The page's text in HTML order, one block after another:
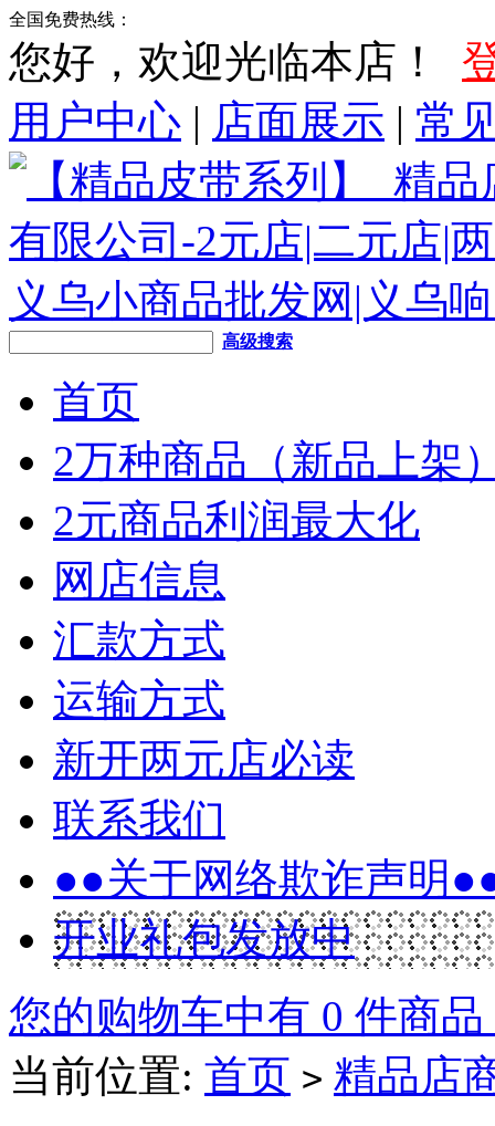
全国免费热线：
您好，欢迎光临本店！
用户中心 | 店面展示 | 常
高级搜索
首页
2万种商品（新品上架
2元商品利润最大化
网店信息
汇款方式
运输方式
新开两元店必读
联系我们
●●关于网络欺诈声明
开业礼包发放中
您的购物车中有 0 件商
当前位置: 首页 > 精品店